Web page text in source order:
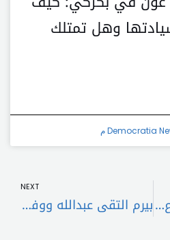
وهل تمتلك
Democratia
محفوض: “خلّوا عينكم ع ذهب لبنان”
NEXT
بيرم التقى عبدالله ووفد “التحرر العمالي”